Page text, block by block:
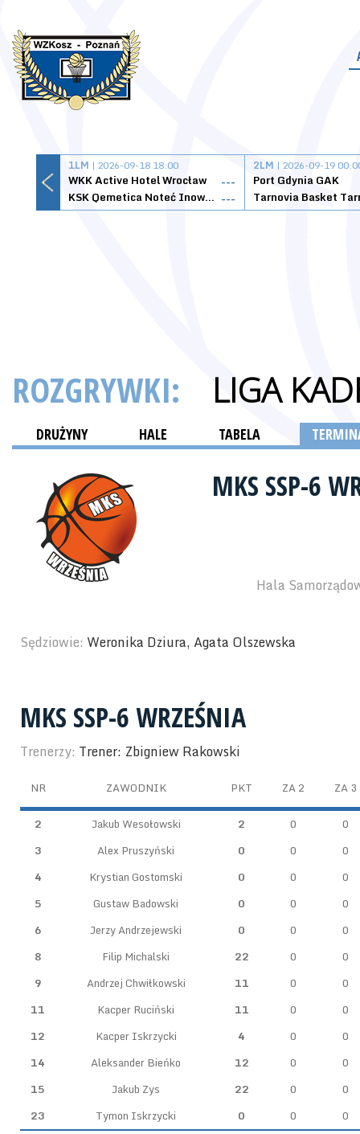
1LM | 2026-09-18 18:00
WKK Active Hotel Wrocław
---
KSK Qemetica Noteć Inowrocław ---
2LM | 2026-09-19
Port Gdynia GAK
ROZGRYWKI: LIGA
DRUŻYNY HALE TABELA
MKS SSP-6
Hala
Sędziowie: Weronika Dziura, Agata Olszewska
MKS SSP-6 WRZEŚNIA
Trenerzy: Trener: Zbigniew Rakowski
NR ZAWODNIK PKT ZA 2 ZA 3
2 Jakub Wesołowski 2 0
0
3
Alex Pruszyński 0 0
0
4
Krystian Gostomski 0 0
0
5
Gustaw Badowski 0 0
0
6
Jerzy Andrzejewski 0 0
0
8
Filip Michalski 22 0
0
9
Andrzej Chwiłkowski 11 0
0
11
Kacper Ruciński 11 0
0
12
Kacper Iskrzycki 4 0
0
14
Aleksander Bieńko 12 0
0
15
Jakub Zys 22 0
0
23
Tymon Iskrzycki 0 0
0